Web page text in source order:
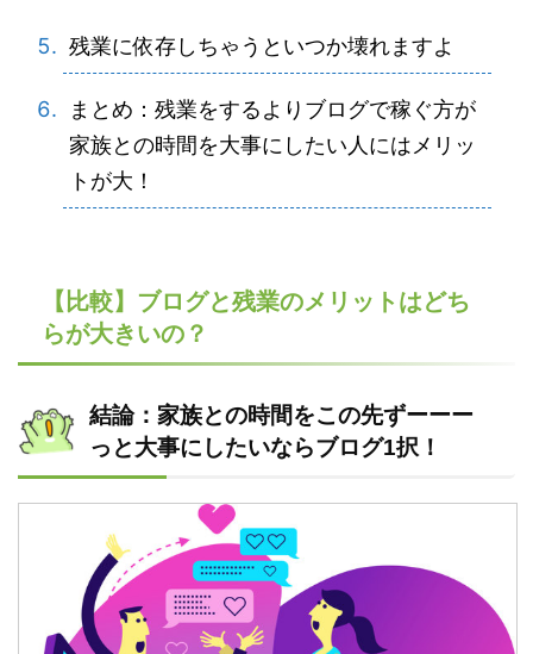
残業に依存しちゃうといつか壊れますよ
まとめ：残業をするよりブログで稼ぐ方が
家族との時間を大事にしたい人にはメリッ
トが大！
【比較】ブログと残業のメリットはどち
らが大きいの？
結論：家族との時間をこの先ずーーー
っと大事にしたいならブログ1択！